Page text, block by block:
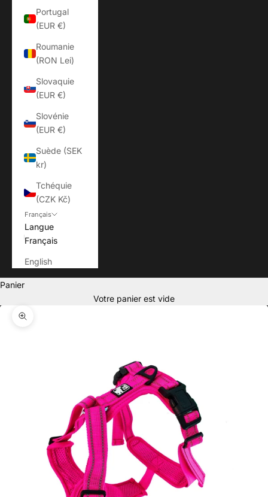
Portugal
(EUR €)
Roumanie
(RON Lei)
Slovaquie
(EUR €)
Slovénie
(EUR €)
Suède (SEK
kr)
Tchéquie
(CZK Kč)
Français
Langue
Français
English
Panier
Votre panier est vide
Zoomer sur l'image